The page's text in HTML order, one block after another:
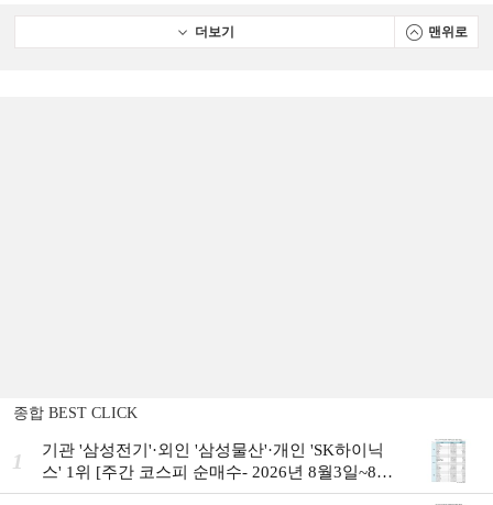
더보기 맨위로
종합 BEST CLICK
1
기관 '삼성전기'·외인 '삼성물산'·개인 'SK하이닉
스' 1위 [주간 코스피 순매수- 2026년 8월3일~8월
7일]